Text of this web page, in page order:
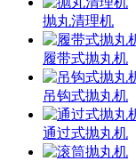
抛丸清理机
履带式抛丸机
吊钩式抛丸机
通过式抛丸机